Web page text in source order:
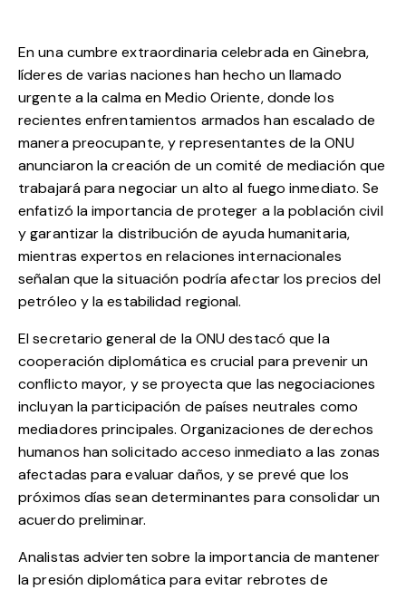
En una cumbre extraordinaria celebrada en Ginebra,
líderes de varias naciones han hecho un llamado
urgente a la calma en Medio Oriente, donde los
recientes enfrentamientos armados han escalado de
manera preocupante, y representantes de la ONU
anunciaron la creación de un comité de mediación que
trabajará para negociar un alto al fuego inmediato. Se
enfatizó la importancia de proteger a la población civil
y garantizar la distribución de ayuda humanitaria,
mientras expertos en relaciones internacionales
señalan que la situación podría afectar los precios del
petróleo y la estabilidad regional.
El secretario general de la ONU destacó que la
cooperación diplomática es crucial para prevenir un
conflicto mayor, y se proyecta que las negociaciones
incluyan la participación de países neutrales como
mediadores principales. Organizaciones de derechos
humanos han solicitado acceso inmediato a las zonas
afectadas para evaluar daños, y se prevé que los
próximos días sean determinantes para consolidar un
acuerdo preliminar.
Analistas advierten sobre la importancia de mantener
la presión diplomática para evitar rebrotes de